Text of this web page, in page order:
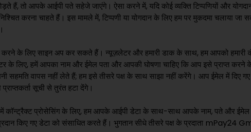
हैं, तो आपके आईपी पते सहेजे जाएंगे। ऐसा करने में, यदि कोई व्यक्ति टिप्पणियों और
करना चाहते हैं। इस मामले में, टिप्पणी या योगदान के लिए हम पर मुकदमा चलाया
करने के लिए साइन अप कर सकते हैं। न्यूज़लेटर और हमारी डाक के साथ, हम आपको हमारी
के लिए, हमें आपका नाम और ईमेल पता और आपकी घोषणा चाहिए कि आप इसे प्राप्त
वापस नहीं लेते हैं; हम इसे तीसरे पक्ष के साथ साझा नहीं करेंगे। आप ईमेल में दिए
सूची से तुरंत हटा देंगे।
में कॉन्ट्रैक्ट प्रोसेसिंग के लिए, हम आपके आईपी डेटा के साथ-साथ आपके नाम, पते और
किए गए डेटा को संसाधित करते हैं। भुगतान सीधे तीसरे पक्ष के प्रदाता mPay24